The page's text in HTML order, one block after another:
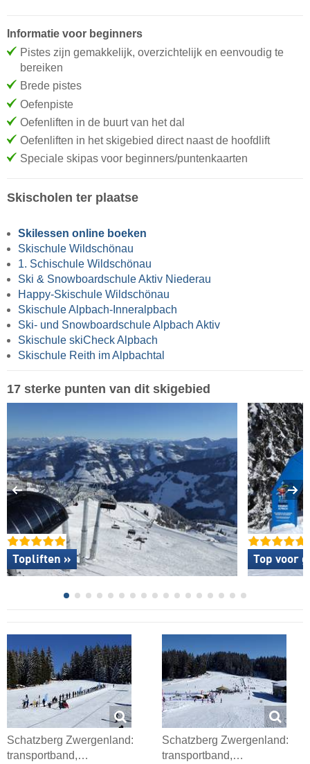
Informatie voor beginners
Pistes zijn gemakkelijk, overzichtelijk en eenvoudig te
bereiken
Brede pistes
Oefenpiste
Oefenliften in de buurt van het dal
Oefenliften in het skigebied direct naast de hoofdlift
Speciale skipas voor beginners/puntenkaarten
Skischolen ter plaatse
Skilessen online boeken
Skischule Wildschönau
1. Schischule Wildschönau
Ski & Snowboardschule Aktiv Niederau
Happy-Skischule Wildschönau
Skischule Alpbach-Inneralpbach
Ski- und Snowboardschule Alpbach Aktiv
Skischule skiCheck Alpbach
Skischule Reith im Alpbachtal
17 sterke punten van dit skigebied
Topliften » Top voor
Schatzberg Zwergenland:
transportband,…
Schatzberg Zwergenland:
transportband,…